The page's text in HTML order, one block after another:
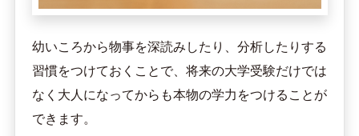
幼いころから物事を深読みしたり、分析したりする
習慣をつけておくことで、将来の大学受験だけでは
なく大人になってからも本物の学力をつけることが
できます。